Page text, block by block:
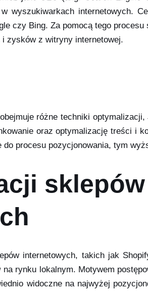
wyszukiwarkach internetowych.
czy Bing. Za pomocą tego
zysków z witryny internetowej.
różne techniki
oraz optymalizację treści i
procesu pozycjonowania, tym
internetowych, takich jak
rynku lokalnym. Motywem
widoczne na najwyżej